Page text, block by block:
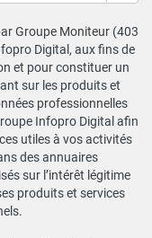
Groupe Moniteur (403
Digital, aux fins de
et pour constituer un
sur les produits et
professionnelles
Infopro Digital afin
utiles à vos activités
des annuaires
sur l’intérêt légitime
produits et services